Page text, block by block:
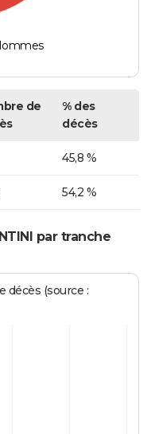
de
% des
décès
45,8 %
54,2 %
par tranche
décès (source :